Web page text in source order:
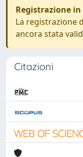
Registrazione
La registrazione
ancora stata
Citazioni